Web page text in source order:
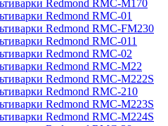
Redmond RMC-M170
Redmond RMC-01
Redmond RMC-FM230
Redmond RMC-011
Redmond RMC-02
Redmond RMC-M22
Redmond RMC-M222S
Redmond RMC-210
Redmond RMC-M223S
Redmond RMC-M224S